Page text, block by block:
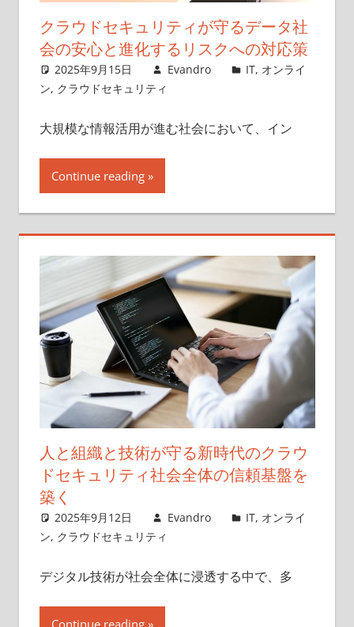
クラウドセキュリティが守るデータ社
会の安心と進化するリスクへの対応策
2025年9月15日 Evandro IT, オンライ
ン, クラウドセキュリティ
大規模な情報活用が進む社会において、イン
Continue reading
人と組織と技術が守る新時代のクラウ
ドセキュリティ社会全体の信頼基盤を
築く
2025年9月12日 Evandro IT, オンライ
ン, クラウドセキュリティ
デジタル技術が社会全体に浸透する中で、多
Continue reading